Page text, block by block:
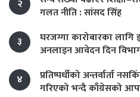
२
गलत नीति : सांसद सिंह
३
घरजग्गा कारोबारका लागि
अनलाइन आवेदन दिन
४
प्रतिष्पर्धीको अन्तर्वार्ता
गरिएको भन्दै काँग्रेसको